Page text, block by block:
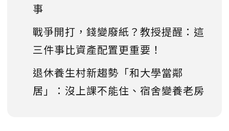
事
戰爭開打，錢變廢紙？教授提醒：這
三件事比資產配置更重要！
退休養生村新趨勢「和大學當鄰
居」：沒上課不能住、宿舍變養老房